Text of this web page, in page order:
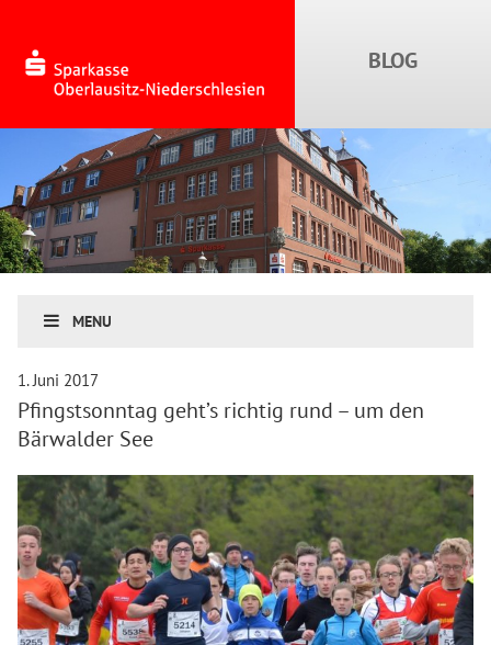
MENU
1. Juni 2017
Pfingstsonntag geht’s richtig rund – um den
Bärwalder See